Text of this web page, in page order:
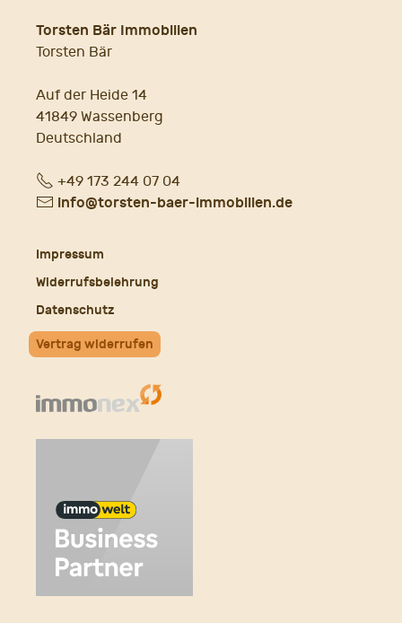
Torsten Bär Immobilien
Torsten Bär
Auf der Heide 14
41849 Wassenberg
Deutschland
Fon+49 173 244 07 04
E- info@torsten-baer-immobilien.de
Impressum
Widerrufsbelehrung
Datenschutz
Vertrag widerrufen